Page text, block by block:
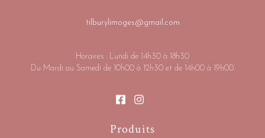
tilburylimoges@gmail.com
Horaires : Lundi de 14h30 à 18h30
Du Mardi au Samedi de 10h00 à 12h30 et de 14h00 à 19h00.
Produits